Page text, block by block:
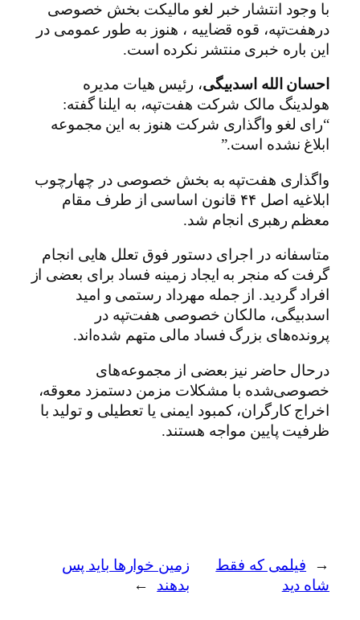
با وجود انتشار خبر لغو مالیکت بخش خصوصی
درهفت‌تپه، قوه قضاییه ، هنوز به طور عمومی در
این باره خبری منتشر نکرده است.
احسان الله اسدبیگی، رئیس هیات مدیره
هولدینگ مالک شرکت هفت‌تپه، به ایلنا گفته:
“رای لغو واگذاری شرکت هنوز به این مجموعه
ابلاغ نشده است.”
واگذاری هفت‌تپه به بخش خصوصی در چهارچوب
ابلاغیه اصل ۴۴ قانون اساسی از طرف مقام
معظم رهبری انجام شد.
متاسفانه در اجرای دستور فوق تعلل هایی انجام
گرفت که منجر به ایجاد زمینه فساد برای بعضی از
افراد گردید. از جمله مهرداد رستمی و امید
اسدبیگی، مالکان خصوصی هفت‌تپه در
پرونده‌های بزرگ فساد مالی متهم شده‌اند.
درحال حاضر نیز بعضی از مجموعه‌های
خصوصی‌شده با مشکلات مزمن دستمزد معوقه،
اخراج کارگران، کمبود ایمنی یا تعطیلی و تولید با
ظرفیت پایین مواجه هستند.
←
فیلمی که فقط
شاه دید
زمین خوارها باید پس
بدهند
→